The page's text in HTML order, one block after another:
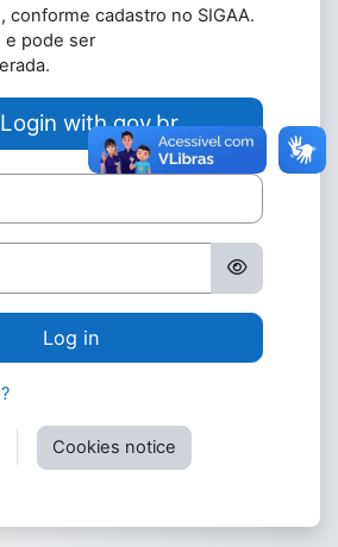
Log in
with gov.br
conforme cadastro no SIGAA.
e pode ser
Cookies notice